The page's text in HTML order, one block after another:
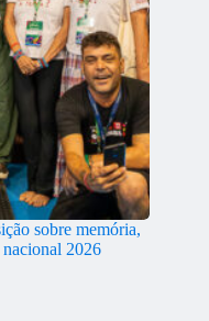
sobre memória,
2026